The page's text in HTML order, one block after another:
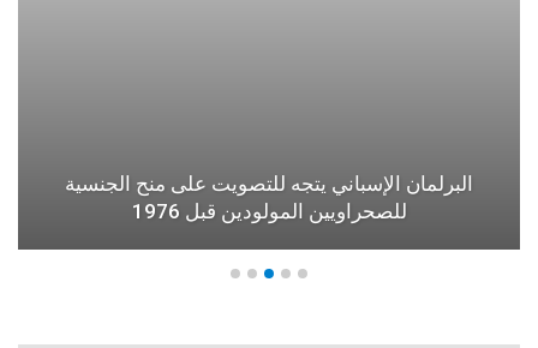
البرلمان الإسباني يتجه للتصويت على منح الجنسية
للصحراويين المولودين قبل 1976